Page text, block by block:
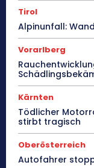
Tirol
Alpinunfall:
Vorarlberg
Kärnten
Tödlicher
stirbt tragisch
Oberösterreich
Autofahrer